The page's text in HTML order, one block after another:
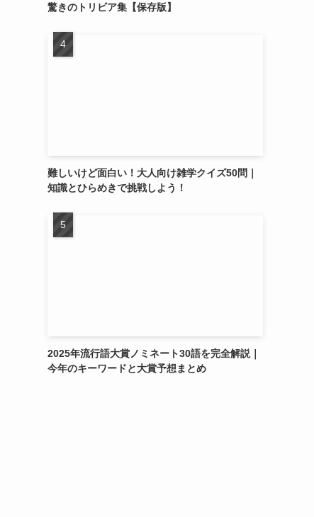
驚きのトリビア集【保存版】
難しいけど面白い！大人向け雑学クイズ50問｜
知識とひらめきで挑戦しよう！
2025年流行語大賞ノミネート30語を完全解説｜
今年のキーワードと大賞予想まとめ